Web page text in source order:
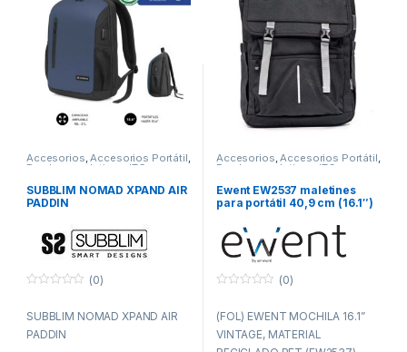
Accesorios,Accesorios Portátil,
Fundas y maletines ITC
SUBBLIM NOMAD XPAND AIR
PADDIN
u
r
(0)
SUBBLIM NOMAD XPAND AIR
PADDIN
Accesorios,Accesorios Portátil,
Fundas y maletines ITC
Ewent EW2537 maletines
para portátil 40,9 cm (16.1″)
u
r
a
(0)
(FOL) EWENT MOCHILA 16.1”
VINTAGE, MATERIAL